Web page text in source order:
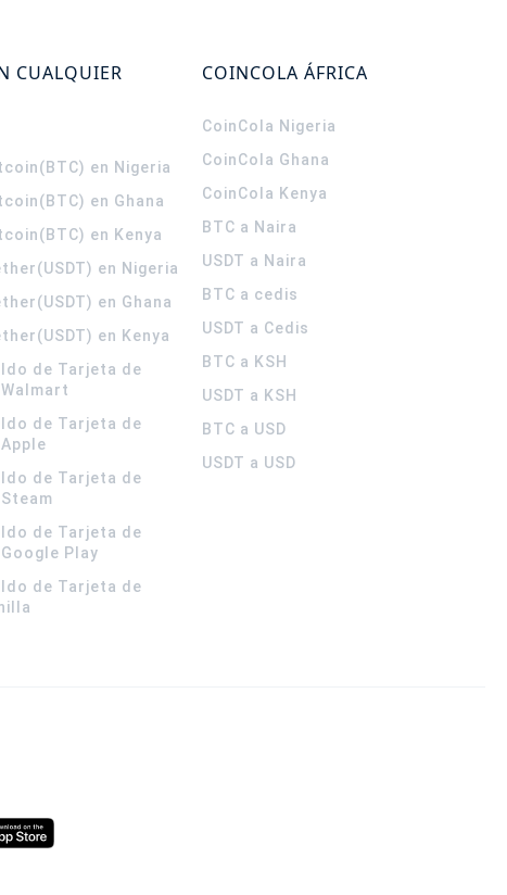
CUALQUIER
en Nigeria
en Ghana
en Kenya
en Nigeria
en Ghana
en Kenya
de Tarjeta de
de Tarjeta de
de Tarjeta de
de Tarjeta de
Play
de Tarjeta de
COINCOLA ÁFRICA
CoinCola Nigeria
CoinCola Ghana
CoinCola Kenya
BTC a Naira
USDT a Naira
BTC a cedis
USDT a Cedis
BTC a KSH
USDT a KSH
BTC a USD
USDT a USD